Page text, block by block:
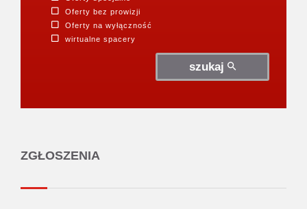
Oferty bez prowizji
Oferty na wyłączność
wirtualne spacery
szukaj
ZGŁOSZENIA